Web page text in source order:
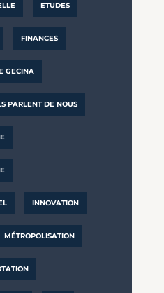
ETUDES
FINANCES
GECINA
PARLENT DE NOUS
INNOVATION
MÉTROPOLISATION